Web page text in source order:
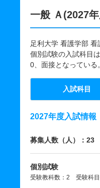
一般 Ａ(2027
足利大学 看護学部
個別試験の入試科目
0、面接となっている。
入試科目
2027年度入試情報
募集人数（人）：23
個別試験
受験教科数：2 受験科